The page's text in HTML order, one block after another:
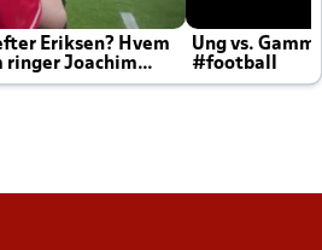
Eriksen? Hvem
ringer Joachim
Ung vs.
#football